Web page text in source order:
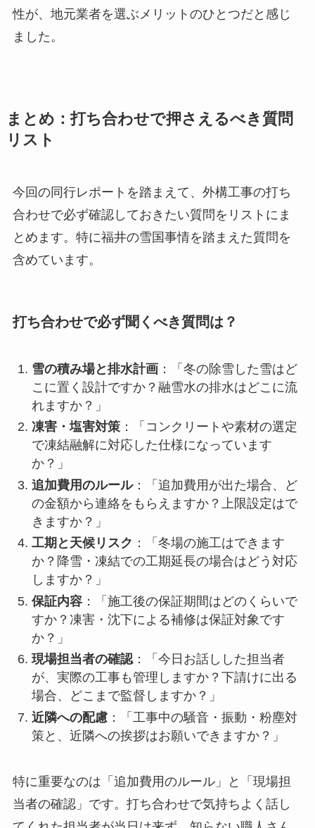
性が、地元業者を選ぶメリットのひとつだと感じ
ました。
まとめ：打ち合わせで押さえるべき質問
リスト
今回の同行レポートを踏まえて、外構工事の打ち
合わせで必ず確認しておきたい質問をリストにま
とめます。特に福井の雪国事情を踏まえた質問を
含めています。
打ち合わせで必ず聞くべき質問は？
雪の積み場と排水計画：「冬の除雪した雪はど
こに置く設計ですか？融雪水の排水はどこに流
れますか？」
凍害・塩害対策：「コンクリートや素材の選定
で凍結融解に対応した仕様になっています
か？」
追加費用のルール：「追加費用が出た場合、ど
の金額から連絡をもらえますか？上限設定はで
きますか？」
工期と天候リスク ：「冬場の施工はできます
か？降雪・凍結での工期延長の場合はどう対応
しますか？」
保証内容：「施工後の保証期間はどのくらいで
すか？凍害・沈下による補修は保証対象です
か？」
現場担当者の確認：「今日お話しした担当者
が、実際の工事も管理しますか？下請けに出る
場合、どこまで監督しますか？」
近隣への配慮：「工事中の騒音・振動・粉塵対
策と、近隣への挨拶はお願いできますか？」
特に重要なのは「追加費用のルール」と「現場担
当者の確認」です。打ち合わせで気持ちよく話し